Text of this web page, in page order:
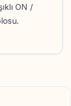
ON /